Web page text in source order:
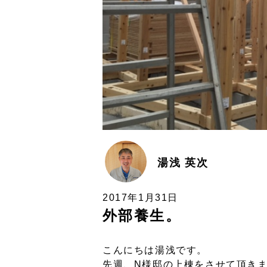
湯浅 英次
2017年1月31日
外部養生。
こんにちは湯浅です。
先週、N様邸の上棟をさせて頂き